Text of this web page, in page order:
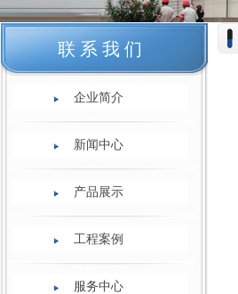
联系我们
企业简介
新闻中心
产品展示
工程案例
服务中心